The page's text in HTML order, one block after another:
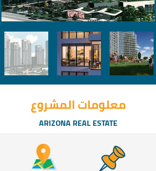
معلومات المشروع
ARIZONA REAL ESTATE